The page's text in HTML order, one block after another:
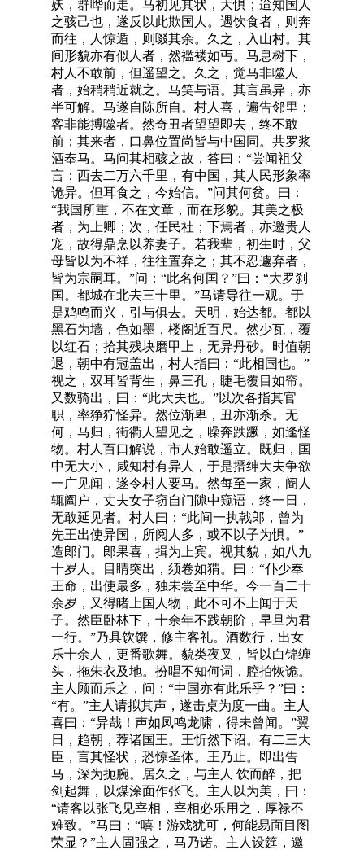
妖，群哗而走。马初见其状，大惧；迨知国人
之骇己也，遂反以此欺国人。遇饮食者，则奔
而往，人惊遁，则啜其余。久之，入山村。其
间形貌亦有似人者，然褴褛如丐。马息树下，
村人不敢前，但遥望之。久之，觉马非噬人
者，始稍稍近就之。马笑与语。其言虽异，亦
半可解。马遂自陈所自。村人喜，遍告邻里：
客非能搏噬者。然奇丑者望望即去，终不敢
前；其来者，口鼻位置尚皆与中国同。共罗浆
酒奉马。马问其相骇之故，答曰：“尝闻祖父
言：西去二万六千里，有中国，其人民形象率
诡异。但耳食之，今始信。”问其何贫。曰：
“我国所重，不在文章，而在形貌。其美之极
者，为上卿；次，任民社；下焉者，亦邀贵人
宠，故得鼎烹以养妻子。若我辈，初生时，父
母皆以为不祥，往往置弃之；其不忍遽弃者，
皆为宗嗣耳。”问：“此名何国？”曰：“大罗刹
国。都城在北去三十里。”马请导往一观。于
是鸡鸣而兴，引与俱去。天明，始达都。都以
黑石为墙，色如墨，楼阁近百尺。然少瓦，覆
以红石；拾其残块磨甲上，无异丹砂。时值朝
退，朝中有冠盖出，村人指曰：“此相国也。”
视之，双耳皆背生，鼻三孔，睫毛覆目如帘。
又数骑出，曰：“此大夫也。”以次各指其官
职，率狰狞怪异。然位渐卑，丑亦渐杀。无
何，马归，街衢人望见之，噪奔跌蹶，如逢怪
物。村人百口解说，市人始敢遥立。既归，国
中无大小，咸知村有异人，于是搢绅大夫争欲
一广见闻，遂令村人要马。然每至一家，阍人
辄阖户，丈夫女子窃自门隙中窥语，终一日，
无敢延见者。村人曰：“此间一执戟郎，曾为
先王出使异国，所阅人多，或不以子为惧。”
造郎门。郎果喜，揖为上宾。视其貌，如八九
十岁人。目睛突出，须卷如猬。曰：“仆少奉
王命，出使最多，独未尝至中华。今一百二十
余岁，又得睹上国人物，此不可不上闻于天
子。然臣卧林下，十余年不践朝阶，早旦为君
一行。”乃具饮馔，修主客礼。酒数行，出女
乐十余人，更番歌舞。貌类夜叉，皆以白锦缠
头，拖朱衣及地。扮唱不知何词，腔拍恢诡。
主人顾而乐之，问：“中国亦有此乐乎？”曰：
“有。”主人请拟其声，遂击桌为度一曲。主人
喜曰：“异哉！声如凤鸣龙啸，得未曾闻。”翼
日，趋朝，荐诸国王。王忻然下诏。有二三大
臣，言其怪状，恐惊圣体。王乃止。即出告
马，深为扼腕。居久之，与主人 饮而醉，把
剑起舞，以煤涂面作张飞。主人以为美，曰：
“请客以张飞见宰相，宰相必乐用之，厚禄不
难致。”马曰：“嘻！游戏犹可，何能易面目图
荣显？”主人固强之，马乃诺。主人设筵，邀